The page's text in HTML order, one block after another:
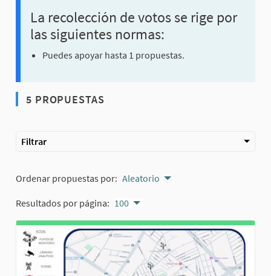
La recolección de votos se rige por
las siguientes normas:
Puedes apoyar hasta 1 propuestas.
5 PROPUESTAS
Filtrar
Ordenar propuestas por: Aleatorio
Resultados por página: 100